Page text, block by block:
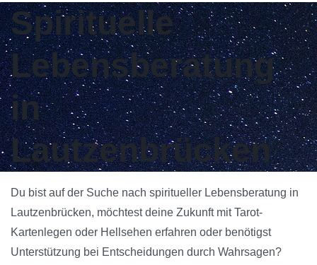
Spirituelle
Lebensberatung
in
Lautzenbrücken
Du bist auf der Suche nach spiritueller Lebensberatung in
Lautzenbrücken, möchtest deine Zukunft mit Tarot-
Kartenlegen oder Hellsehen erfahren oder benötigst
Unterstützung bei Entscheidungen durch Wahrsagen?